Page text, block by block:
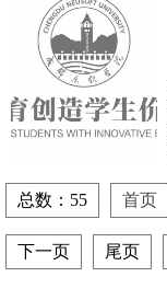
总数：55 首页
下一页 尾页